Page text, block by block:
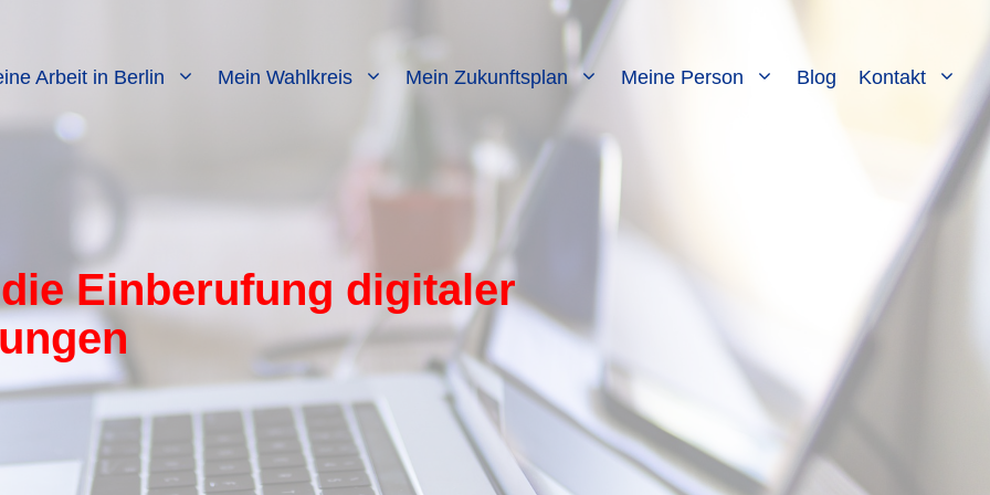
Arbeit in Berlin Mein Wahlkreis Mein Zukunftsplan Meine Person Blog Kontakt
Einberufung digitaler